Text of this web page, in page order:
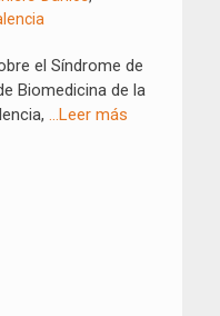
el Síndrome de
Biomedicina de la
…Leer más